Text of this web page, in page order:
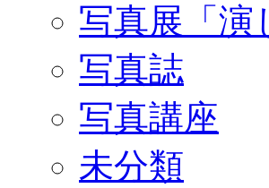
写真展「演
写真誌
写真講座
未分類